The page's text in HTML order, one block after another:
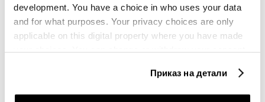
development. You have a choice in who uses your data
and for what purposes. Your privacy choices are only
applicable on this digital property where you have made
your choices. You can change or withdraw your consent
Приказ на детали
Авто
Во светот на луксузните
автомобили, хибридите се најсекси
новина
29.07.2024
Пет вести за почеток на денот